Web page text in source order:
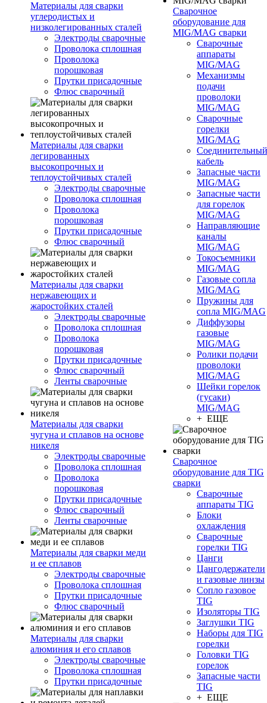
Материалы для сварки
углеродистых и
низколегированных сталей
Электроды сварочные
Проволока сплошная
Проволока
порошковая
Прутки присадочные
Флюс сварочный
Материалы для сварки
легированных
высокопрочных и
теплоустойчивых сталей
Электроды сварочные
Проволока сплошная
Проволока
порошковая
Прутки присадочные
Флюс сварочный
Материалы для сварки
нержавеющих и
жаростойких сталей
Электроды сварочные
Проволока сплошная
Проволока
порошковая
Прутки присадочные
Флюс сварочный
Ленты сварочные
Материалы для сварки
чугуна и сплавов на основе
никеля
Электроды сварочные
Проволока сплошная
Проволока
порошковая
Прутки присадочные
Флюс сварочный
Ленты сварочные
Материалы для сварки меди
и ее сплавов
Электроды сварочные
Проволока сплошная
Прутки присадочные
Флюс сварочный
Материалы для сварки
алюминия и его сплавов
Электроды сварочные
Проволока сплошная
Прутки присадочные
Сварочное
оборудование для
MIG/MAG сварки
Сварочные
аппараты
MIG/MAG
Механизмы
подачи
проволоки
MIG/MAG
Сварочные
горелки
MIG/MAG
Соединительный
кабель
Запасные части
MIG/MAG
Запасные части
для горелок
MIG/MAG
Направляющие
каналы
MIG/MAG
Токосъемники
MIG/MAG
Газовые сопла
MIG/MAG
Пружины для
сопла MIG/MAG
Диффузоры
газовые
MIG/MAG
Ролики подачи
проволоки
MIG/MAG
Шейки горелок
(гусаки)
MIG/MAG
+ ЕЩЕ
Сварочное
оборудование для TIG
сварки
Сварочные
аппараты TIG
Блоки
охлаждения
Сварочные
горелки TIG
Цанги
Цангодержатели
и газовые линзы
Сопло газовое
TIG
Изоляторы TIG
Заглушки TIG
Наборы для TIG
горелки
Головки TIG
горелок
Запасные части
TIG
+ ЕЩЕ